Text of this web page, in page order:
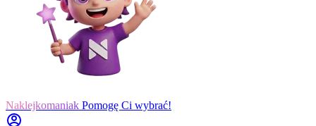
Naklejkomaniak Pomogę Ci wybrać!